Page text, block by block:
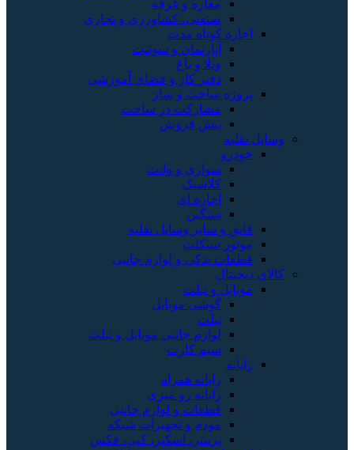
مغازه و غرفه
صنعتی، کشاورزی و تجاری
اجاره کوتاه مدت
آپارتمان و سوئیت
ویلا و باغ
دفتر کار و فضای آموزشی
پروژه ساخت و ساز
مشارکت در ساخت
پیش فروش
وسایل نقلیه
خودرو
سواری و وانت
کلاسیک
اجاره ای
سنگین
قایق و سایر وسایل نقلیه
موتور سیکلت
قطعات یدکی و لوازم جانبی
کالای دیجیتال
موبایل و تبلت
گوشی موبایل
تبلت
لوازم جانبی موبایل و تبلت
سیم کارت
رایانه
رایانه همراه
رایانه رو میزی
قطعات و لوازم جانبی
مودم و تجهیزات شبکه
پرینتر، اسکنر، کپی، فکس